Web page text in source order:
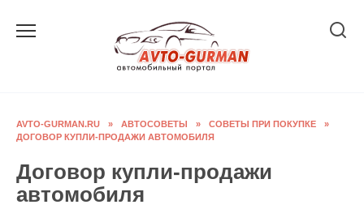
AVTO-GURMAN.RU » АВТОСОВЕТЫ » СОВЕТЫ ПРИ ПОКУПКЕ
»
ДОГОВОР КУПЛИ-ПРОДАЖИ АВТОМОБИЛЯ
Договор купли-продажи
автомобиля